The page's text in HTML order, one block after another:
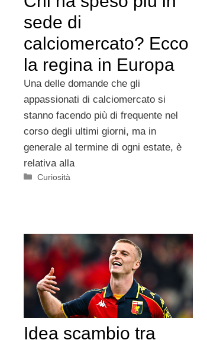
sede di
calciomercato? Ecco
la regina in Europa
Una delle domande che gli
appassionati di calciomercato si
stanno facendo più di frequente nel
corso degli ultimi giorni, ma in
generale al termine di ogni estate, è
relativa alla
Categorie
Curiosità
Idea scambio tra